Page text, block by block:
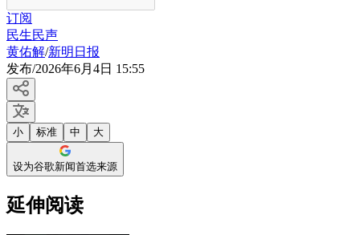
订阅
民生民声
黄佑解/新明日报
发布/2026年6月4日 15:55
小 标准 中 大
设为谷歌新闻首选来源
延伸阅读